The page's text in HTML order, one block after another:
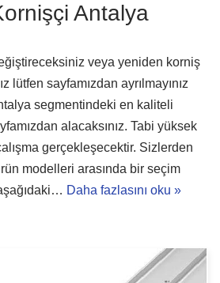
Antalya
veya yeniden korniş
lütfen sayfamızdan ayrılmayınız
segmentindeki en kaliteli
alacaksınız. Tabi yüksek
gerçekleşecektir. Sizlerden
modelleri arasında bir seçim
Daha fazlasını oku »